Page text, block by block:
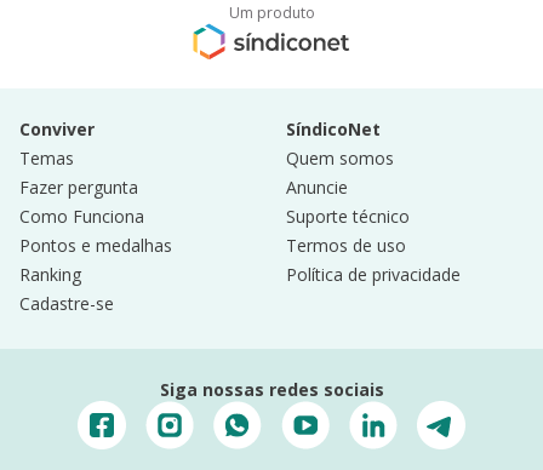
Um produto
Conviver
Temas
Fazer pergunta
Como Funciona
Pontos e medalhas
Ranking
Cadastre-se
SíndicoNet
Quem somos
Anuncie
Suporte técnico
Termos de uso
Política de privacidade
Siga nossas redes sociais